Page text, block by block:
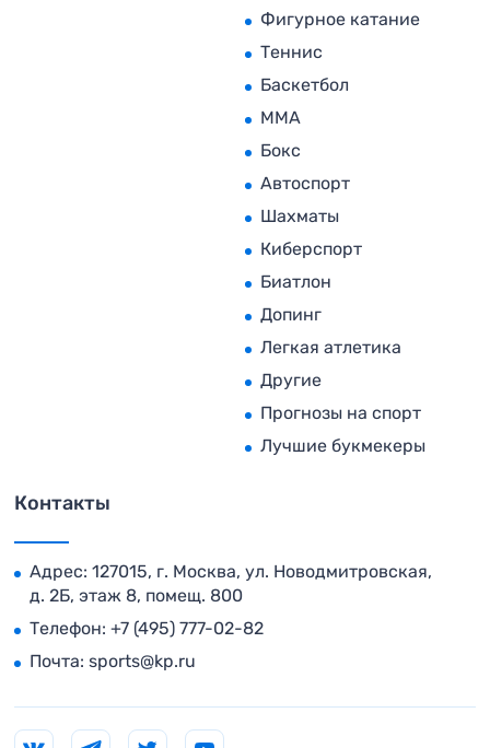
Фигурное катание
Теннис
Баскетбол
MMA
Бокс
Автоспорт
Шахматы
Киберспорт
Биатлон
Допинг
Легкая атлетика
Другие
Прогнозы на спорт
Лучшие букмекеры
Контакты
Адрес: 127015, г. Москва, ул. Новодмитровская,
д. 2Б, этаж 8, помещ. 800
Телефон: +7 (495) 777-02-82
Почта: sports@kp.ru